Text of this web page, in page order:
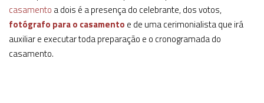
casamento a dois é a presença do celebrante, dos votos,
fotógrafo para o casamento e de uma cerimonialista que irá
auxiliar e executar toda preparação e o cronogramada do
casamento.